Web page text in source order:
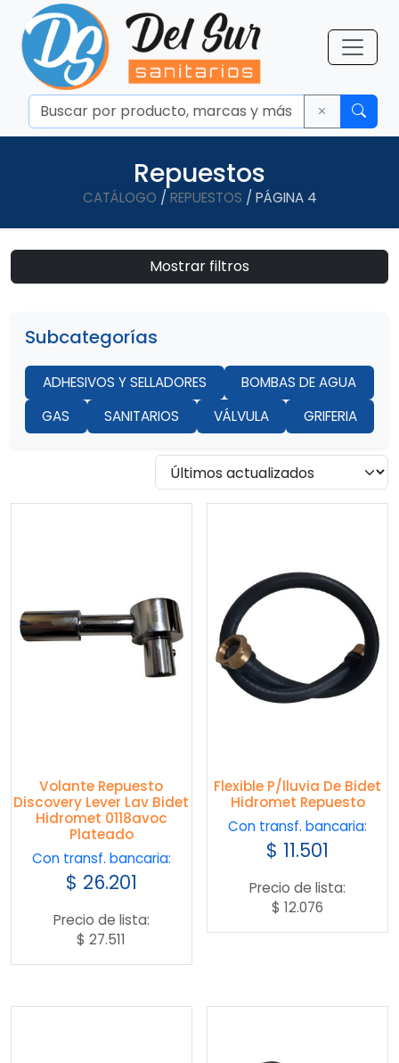
Repuestos
CATÁLOGO / REPUESTOS / PÁGINA 4
Mostrar filtros
Subcategorías
ADHESIVOS Y SELLADORES
BOMBAS DE AGUA
GAS
SANITARIOS VÁLVULA GRIFERIA
Volante Repuesto
Discovery Lever Lav Bidet
Hidromet 0118avoc
Plateado
Con transf. bancaria:
$ 26.201
Precio de lista:
$ 27.511
Flexible P/lluvia De Bidet
Hidromet Repuesto
Con transf. bancaria:
$ 11.501
Precio de lista:
$ 12.076